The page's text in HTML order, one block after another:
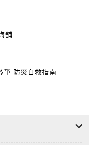
舖
爭 防災自救指南